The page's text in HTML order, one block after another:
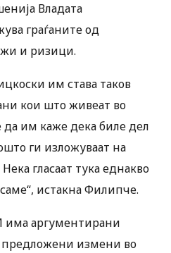
Владата
граѓаните од
и ризици.
им става таков
кои што живеат во
да им каже дека биле дел
ги изложуваат на
гласаат тука еднакво
истакна Филипче.
има аргументирани
предложени измени во